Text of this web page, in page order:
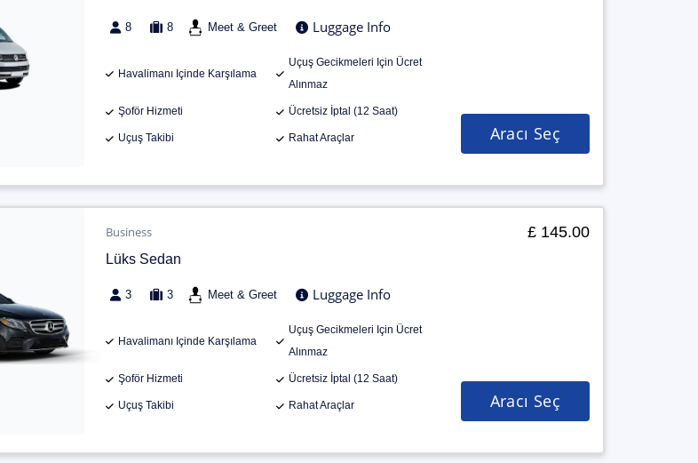
8 8 Meet & Greet Luggage Info
Havalimanı Içinde Karşılama
Uçuş Gecikmeleri Için Ücret
Alınmaz
Şoför Hizmeti Ücretsiz İptal (12 Saat)
Uçuş Takibi Rahat Araçlar Aracı Seç
Business
Lüks Sedan
3 3 Meet & Greet Luggage Info
Havalimanı Içinde Karşılama
Uçuş Gecikmeleri Için Ücret
Alınmaz
Şoför Hizmeti Ücretsiz İptal (12 Saat)
Uçuş Takibi Rahat Araçlar
£ 145.00
Aracı Seç